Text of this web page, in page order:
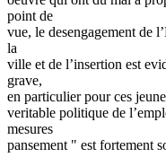
point de
vue, le desengagement de
la
ville et de l’insertion est
grave,
en particulier pour ces
veritable politique de
mesures
pansement " est fortement